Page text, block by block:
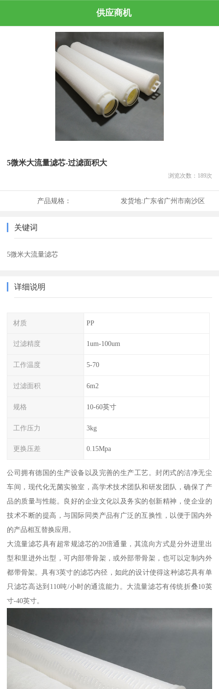
供应商机
5微米大流量滤芯-过滤面积大
浏览次数： 189次
产品规格： 发货地:广东省广州市南沙区
关键词
5微米大流量滤芯
详细说明
材质 PP
过滤精度 1um-100um
工作温度 5-70
过滤面积 6m2
规格 10-60英寸
工作压力 3kg
更换压差 0.15Mpa
公司拥有德国的生产设备以及完善的生产工艺。封闭式的洁净无尘
车间，现代化无菌实验室，高学术技术团队和研发团队，确保了产
品的质量与性能。良好的企业文化以及务实的创新精神，使企业的
技术不断的提高，与国际同类产品有广泛的互换性，以便于国内外
的产品相互替换应用。
大流量滤芯具有超常规滤芯的20倍通量，其流向方式是分外进里出
型和里进外出型，可内部带骨架，或外部带骨架，也可以定制内外
都带骨架。具有3英寸的滤芯内径，如此的设计使得这种滤芯具有单
只滤芯高达到110吨/小时的通流能力。大流量滤芯有传统折叠10英
寸-40英寸。